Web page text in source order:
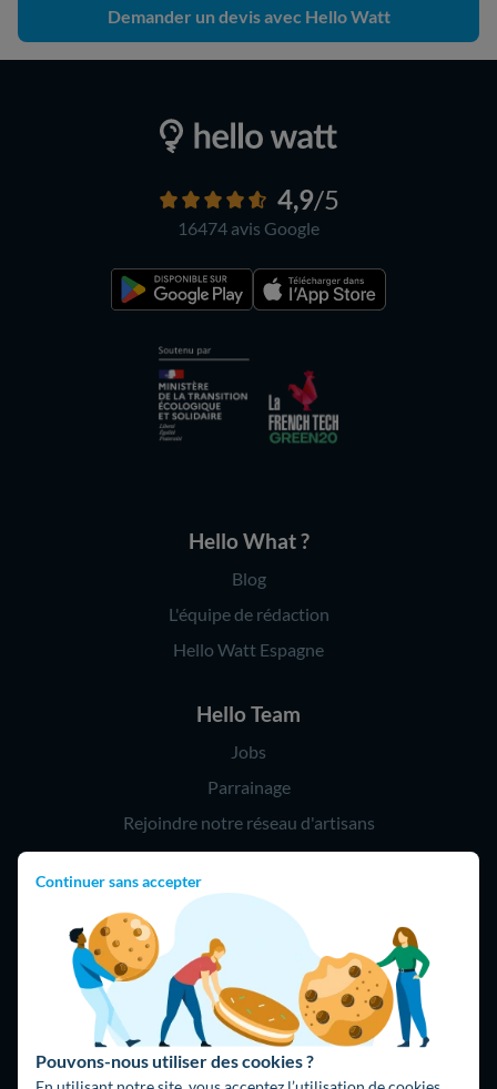
Continuer sans accepter
Pouvons-nous utiliser des cookies ?
Demander un devis avec Hello Watt
4,9/5
16474 avis Google
Hello What ?
Blog
L'équipe de rédaction
Hello Watt Espagne
Hello Team
Jobs
Parrainage
Rejoindre notre réseau d'artisans
Hello !
09 75 18 60 60
(8h-21h)
75018 Paris